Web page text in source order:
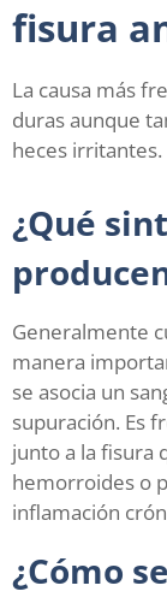
fisura
La causa más
duras aunque
heces irritantes.
¿Qué
Generalmente
manera
se asocia un
supuración. Es
junto a la fisura
hemorroides o
inflamación
¿Cómo